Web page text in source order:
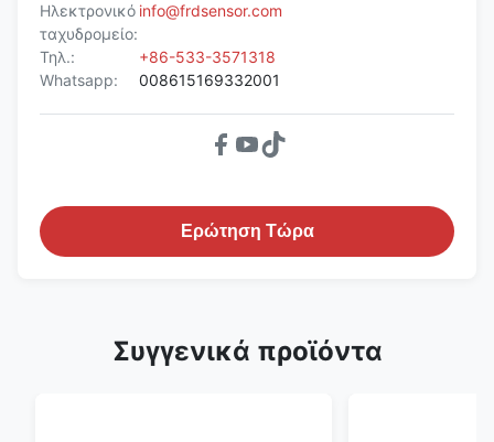
Ηλεκτρονικό
ταχυδρομείο:
info@frdsensor.com
Τηλ.:
+86-533-3571318
Whatsapp:
008615169332001
Ερώτηση Τώρα
Συγγενικά προϊόντα